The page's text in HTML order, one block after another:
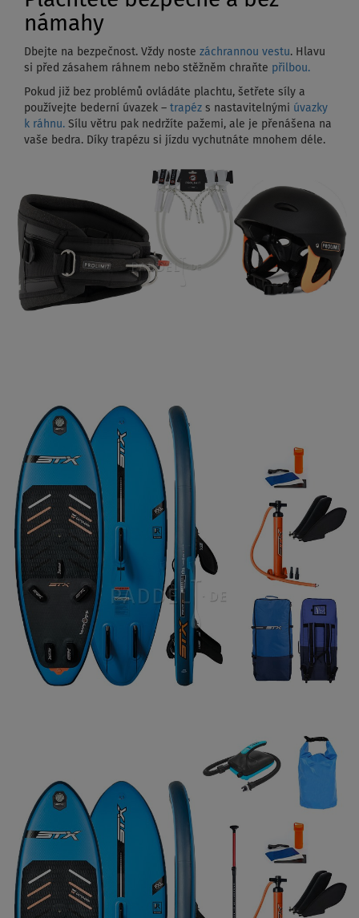
námahy
Dbejte na bezpečnost. Vždy noste záchrannou vestu. Hlavu
si před zásahem ráhnem nebo stěžněm chraňte přilbou.
Pokud již bez problémů ovládáte plachtu, šetřete síly a
používejte bederní úvazek – trapéz s nastavitelnými úvazky
k ráhnu. Sílu větru pak nedržíte pažemi, ale je přenášena na
vaše bedra. Díky trapézu si jízdu vychutnáte mnohem déle.